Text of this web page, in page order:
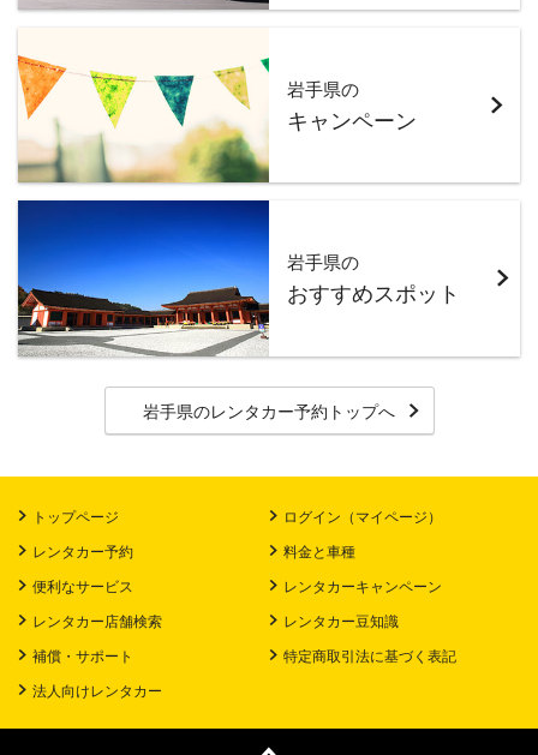
岩手県の
キャンペーン
岩手県の
おすすめスポット
岩手県のレンタカー予約トップへ
トップページ
ログイン（マイページ）
レンタカー予約
料金と車種
便利なサービス
レンタカーキャンペーン
レンタカー店舗検索
レンタカー豆知識
補償・サポート
特定商取引法に基づく表記
法人向けレンタカー